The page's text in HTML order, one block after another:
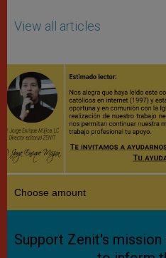
View all articles